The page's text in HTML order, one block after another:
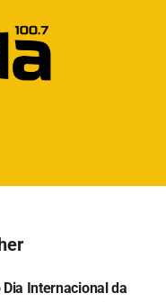
Dia Internacional da